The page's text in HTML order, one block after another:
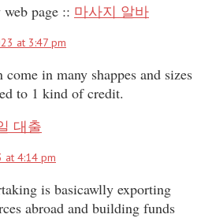
page :: 마사지 알바
at 3:47 pm
come in many shappes and sizes
to 1 kind of credit.
대출
at 4:14 pm
is basicawlly exporting
abroad and building funds